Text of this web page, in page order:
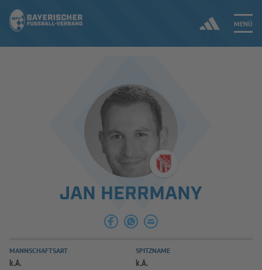
MENÜ
ERGEBNISSE & WETTBEWERBE
SPIELBETRIEB & VERBANDSLEBEN
AUSBILDUNG & FÖRDERUNG
JAN HERRMANY
MANNSCHAFTSART
k.A.
SPITZNAME
k.A.